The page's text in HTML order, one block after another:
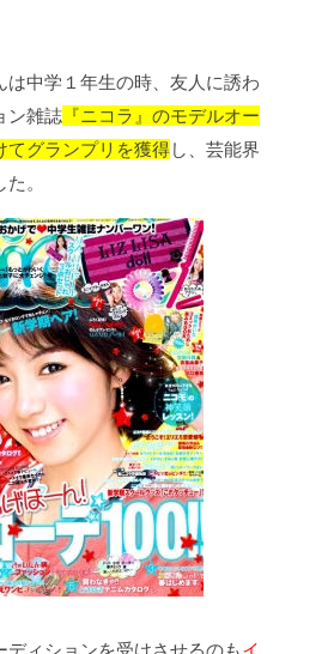
は中学１年生の時、友人に誘わ
ン雑誌 『ニコラ』のモデルオー
てグランプリを獲得し、芸能界
。
ディションを受けさせるのもイ